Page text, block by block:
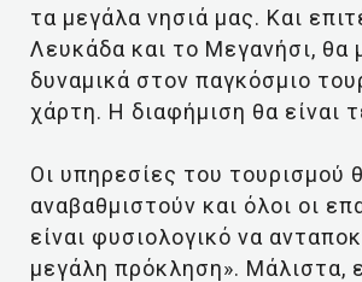
τα μεγάλα νησιά μας. Και
Λευκάδα και το Μεγανήσι, θα
δυναμικά στον παγκόσμιο
χάρτη. Η διαφήμιση θα είναι
Οι υπηρεσίες του τουρισμού
αναβαθμιστούν και όλοι οι
είναι φυσιολογικό να
μεγάλη πρόκληση». Μάλιστα,